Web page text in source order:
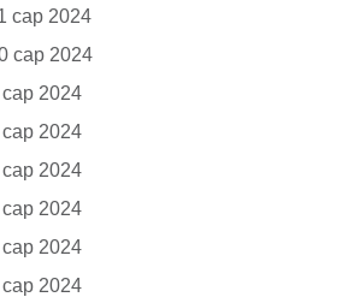
сар 2024
сар 2024
2024
2024
2024
2024
сар 2024
2024